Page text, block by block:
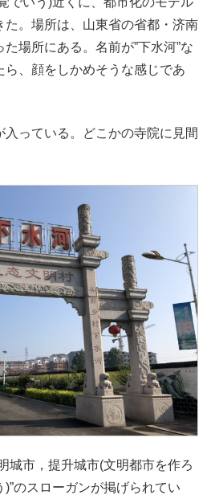
た。場所は、山東省の省都・济南
場所にある。名前が”下水河”な
、顔をしかめそうな感じであ
っている。どこかの寺院に見間
城市，提升城市(文明都市を作ろ
のスローガンが掲げられてい